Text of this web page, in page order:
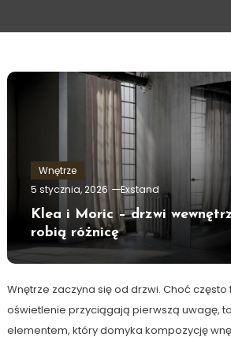
Wnętrze
5 stycznia, 2026
Exstand
Klea i Moric – drzwi
robią różnicę
Wnętrze zaczyna się od drzwi. Choć
oświetlenie przyciągają pierwszą uwagę,
elementem, który domyka kompozycję